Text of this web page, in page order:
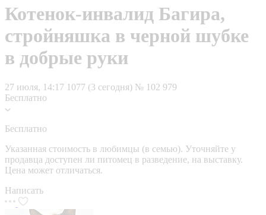
Котенок-инвалид Багира,
стройняшка в черной шубке
в добрые руки
27 июля, 14:17 1077 (3 сегодня) № 102 979
Бесплатно
Бесплатно
Указанная стоимость в любимцы (в семью). Уточняйте у
продавца доступен ли питомец в разведение, на выставку.
Цена может отличаться.
Написать